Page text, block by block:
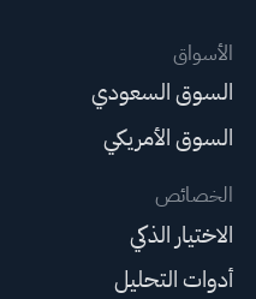
الأسواق
السوق السعودي
السوق الأمريكي
الخصائص
الاختيار الذكي
أدوات التحليل